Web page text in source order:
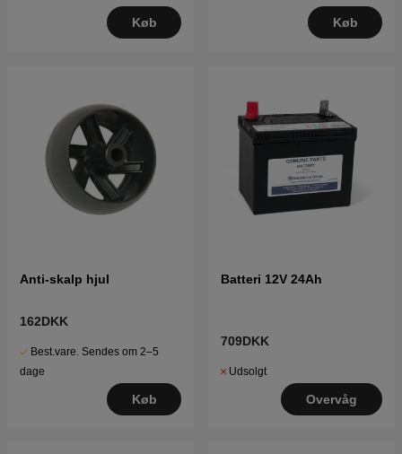
Køb Køb
Anti-skalp hjul
162DKK
Best.vare. Sendes om 2–5
dage
Køb
Batteri 12V 24Ah
709DKK
Udsolgt
Overvåg